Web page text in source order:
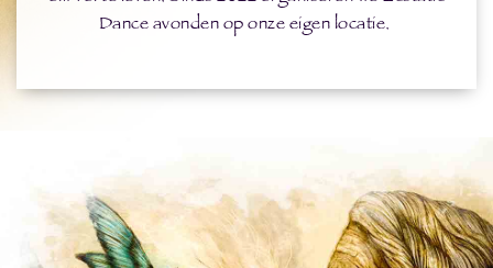
Dance avonden op onze eigen locatie.